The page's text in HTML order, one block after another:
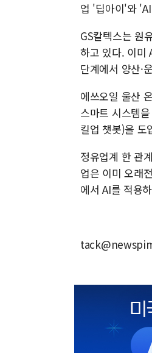
업 '딥아이'와
GS칼텍스는 원
하고 있다. 이미
단계에서 양산·
에쓰오일 울산
스마트 시스템
킬업 챗봇)을 도
정유업계 한 관
업은 이미 오래
에서 AI를 적용